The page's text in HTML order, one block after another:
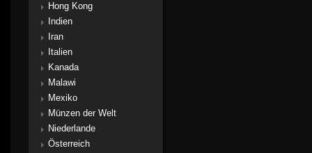
Hong Kong
Indien
Iran
Italien
Kanada
Malawi
Mexiko
Münzen der Welt
Niederlande
Österreich